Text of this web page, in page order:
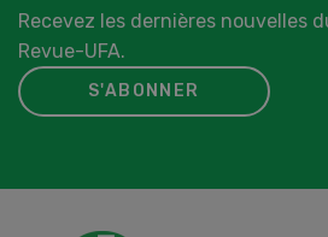
Recevez les dernières nouvelles
Revue-UFA.
S'ABONNER